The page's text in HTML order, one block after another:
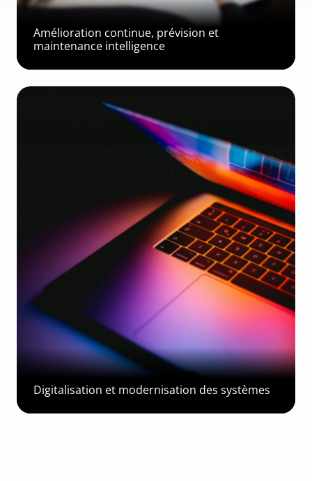
Amélioration continue, prévision et
maintenance intelligence
Digitalisation et modernisation des systèmes